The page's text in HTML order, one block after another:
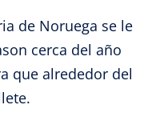
de Noruega se le
cerca del año
que alrededor del